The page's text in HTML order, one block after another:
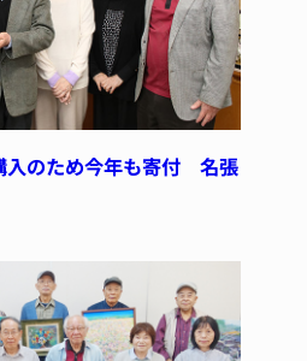
入のため今年も寄付 名張